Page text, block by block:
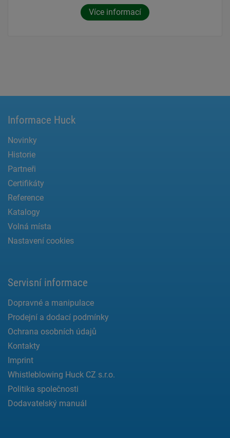
Více informací
Informace Huck
Novinky
Historie
Partneři
Certifikáty
Reference
Katalogy
Volná místa
Nastavení cookies
Servisní informace
Dopravné a manipulace
Prodejní a dodací podmínky
Ochrana osobních údajů
Kontakty
Imprint
Whistleblowing Huck CZ s.r.o.
Politika společnosti
Dodavatelský manuál